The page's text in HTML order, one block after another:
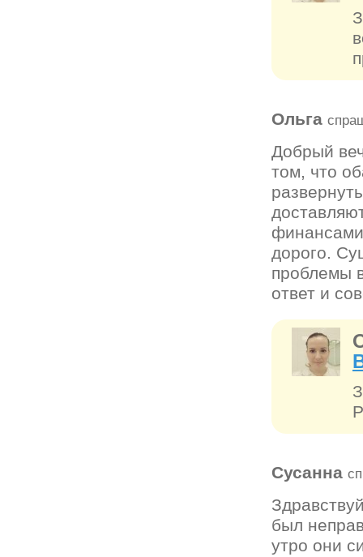
Ольга
Добрый
том, что
дорого.
проблемы
ответ и
Сусанна
был
утро они